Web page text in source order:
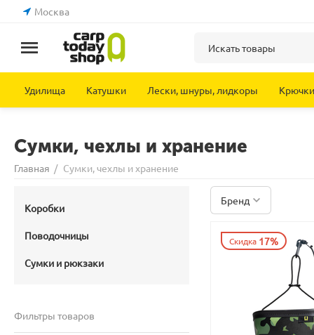
Москва
Удилища Катушки Лески, шнуры, лидкоры Крючки
Сумки, чехлы и хранение
Главная / Сумки, чехлы и хранение
Бренд
Скидка 17%
Коробки
Поводочницы
Сумки и рюкзаки
Фильтры товаров